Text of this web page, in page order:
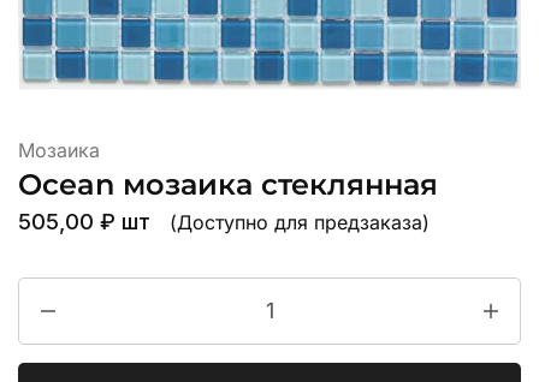
Мозаика
Ocean мозаика стеклянная
505,00 ₽ шт (Доступно для предзаказа)